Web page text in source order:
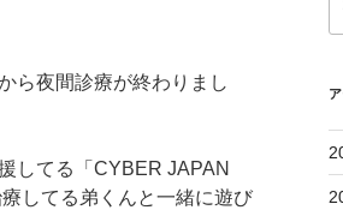
ら夜間診療が終わりまし
してる「CYBER JAPAN
してる弟くんと一緒に遊び